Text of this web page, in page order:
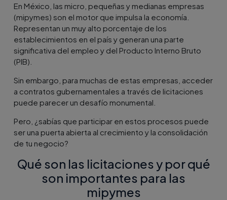
En México, las micro, pequeñas y medianas empresas
(mipymes) son el motor que impulsa la economía.
Representan un muy alto porcentaje de los
establecimientos en el país y generan una parte
significativa del empleo y del Producto Interno Bruto
(PIB).
Sin embargo, para muchas de estas empresas, acceder
a contratos gubernamentales a través de licitaciones
puede parecer un desafío monumental.
Pero, ¿sabías que participar en estos procesos puede
ser una puerta abierta al crecimiento y la consolidación
de tu negocio?
Qué son las licitaciones y por qué
son importantes para las
mipymes